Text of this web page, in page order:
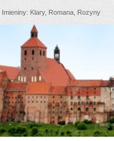
Imieniny Klary, Romana, Rozyny